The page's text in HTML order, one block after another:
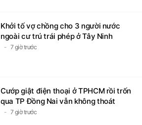
Khởi tố vợ chồng cho 3 người nước
ngoài cư trú trái phép ở Tây Ninh
7 giờ trước
Cướp giật điện thoại ở TPHCM rồi trốn
qua TP Đồng Nai vẫn không thoát
7 giờ trước